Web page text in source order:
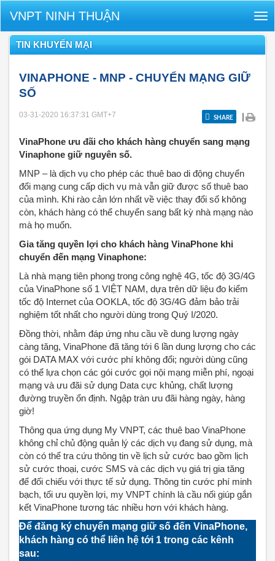
VNPT NINH THUẬN
TIN KHUYẾN MẠI
VINAPHONE - MNP - CHUYỂN MẠNG GIỮ
SỐ
03-31-2020 16:37:31 GMT+7 SHARE |
VinaPhone ưu đãi cho khách hàng chuyển sang mạng
Vinaphone giữ nguyên số.
MNP – là dịch vụ cho phép các thuê bao di động chuyển
đổi mạng cung cấp dịch vụ mà vẫn giữ được số thuê bao
của mình. Khi rào cản lớn nhất về việc thay đổi số không
còn, khách hàng có thể chuyển sang bất kỳ nhà mạng nào
mà họ muốn.
Gia tăng quyền lợi cho khách hàng VinaPhone khi
chuyển đến mạng Vinaphone:
Là nhà mạng tiên phong trong công nghệ 4G, tốc độ 3G/4G
của VinaPhone số 1 VIỆT NAM, dựa trên dữ liệu đo kiểm
tốc độ Internet của OOKLA, tốc độ 3G/4G đảm bảo trải
nghiệm tốt nhất cho người dùng trong Quý I/2020.
Đồng thời, nhằm đáp ứng nhu cầu về dung lượng ngày
càng tăng, VinaPhone đã tăng tới 6 lần dung lượng cho các
gói DATA MAX với cước phí không đổi; người dùng cũng
có thể lựa chọn các gói cước gọi nội mạng miễn phí, ngoại
mạng và ưu đãi sử dụng Data cực khủng, chất lượng
đường truyền ổn định. Ngập tràn ưu đãi hàng ngày, hàng
giờ!
Thông qua ứng dụng My VNPT, các thuê bao VinaPhone
không chỉ chủ động quản lý các dịch vụ đang sử dụng, mà
còn có thể tra cứu thông tin về lịch sử cước bao gồm lịch
sử cước thoại, cước SMS và các dịch vụ giá trị gia tăng
để đối chiếu với thực tế sử dụng. Thông tin cước phí minh
bạch, tối ưu quyền lợi, my VNPT chính là cầu nối giúp gắn
kết VinaPhone tương tác nhiều hơn với khách hàng.
Để đăng ký chuyển mạng giữ số đến VinaPhone,
khách hàng có thể liên hệ tới 1 trong các kênh
sau: